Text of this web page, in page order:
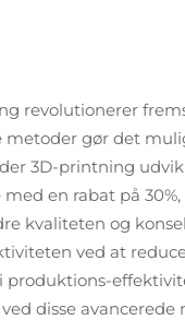
revolutionerer
metoder gør det
3D-printning
en rabat på
kvaliteten og
ved at
disse